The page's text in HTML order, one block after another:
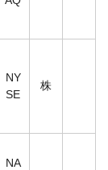
NY
SE
株
NA